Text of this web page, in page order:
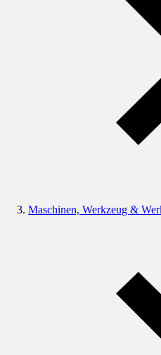
Maschinen, Werkzeug &